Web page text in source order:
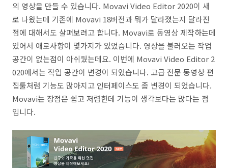
의 영상을 만들 수 있습니다. Movavi Video Editor 2020이 새
로 나왔는데 기존에 Movavi 18버전과 뭐가 달라졌는지 달라진
점에 대해서도 살펴보려고 합니다. Movavi로 동영상 제작하는데
있어서 애로사항이 몇가지가 있었습니다. 영상을 불러오는 작업
공간이 없는점이 아쉬웠는데요. 이번에 Movavi Video Editor 2
020에서는 작업 공간이 변경이 되었습니다. 고급 전문 동영상 편
집툴처럼 기능도 많아지고 인터페이스도 좀 변경이 되었습니다.
Movavi는 장점은 쉽고 저렴한데 기능이 생각보다는 많다는 점
입니다.